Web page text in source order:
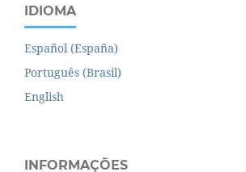
IDIOMA
Español (España)
Português (Brasil)
English
INFORMAÇÕES